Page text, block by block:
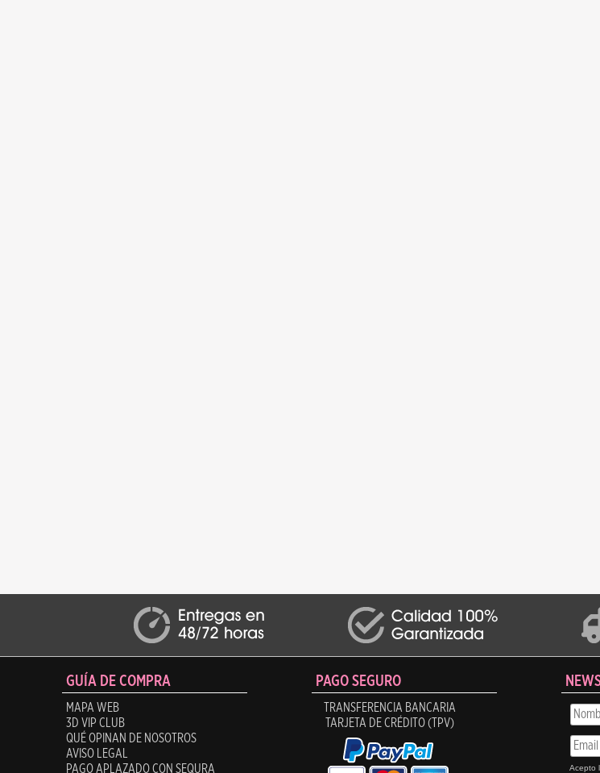
GUÍA DE COMPRA
MAPA WEB
3D VIP CLUB
QUÉ OPINAN DE NOSOTROS
AVISO LEGAL
PAGO APLAZADO CON SEQURA
PAGO SEGURO
TRANSFERENCIA BANCARIA
TARJETA DE CRÉDITO (TPV)
Acepto